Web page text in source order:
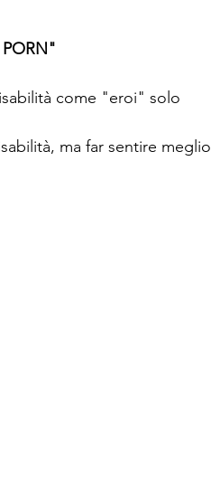
come "eroi" solo
ma far sentire meglio